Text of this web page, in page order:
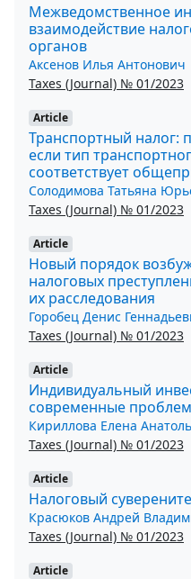
Межведомственное
взаимодействие
органов
Аксенов Илья Антонович
Taxes (Journal) № 01/2023
Article
Транспортный налог:
если тип
соответствует
Солодимова Татьяна
Taxes (Journal) № 01/2023
Article
Новый порядок
налоговых
их расследования
Горобец Денис
Taxes (Journal) № 01/2023
Article
Индивидуальный
современные
Кириллова Елена
Taxes (Journal) № 01/2023
Article
Налоговый
Красюков Андрей
Taxes (Journal) № 01/2023
Article